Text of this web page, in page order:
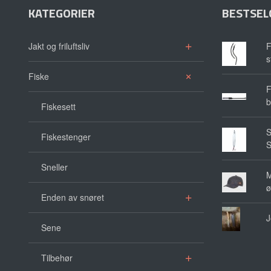
KATEGORIER
Jakt og friluftsliv
Fiske
Fiskesett
Fiskestenger
Sneller
Enden av snøret
Sene
Tilbehør